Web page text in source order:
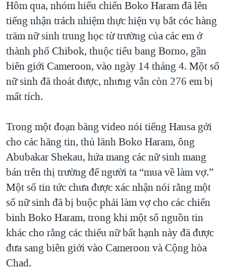
Hôm qua, nhóm hiếu chiến Boko Haram đã lên
tiếng nhận trách nhiệm thực hiện vụ bắt cóc hàng
trăm nữ sinh trung học từ trường của các em ở
thành phố Chibok, thuộc tiểu bang Borno, gần
biên giới Cameroon, vào ngày 14 tháng 4. Một số
nữ sinh đã thoát được, nhưng vẫn còn 276 em bị
mất tích.
Trong một đoạn băng video nói tiếng Hausa gởi
cho các hãng tin, thủ lãnh Boko Haram, ông
Abubakar Shekau, hứa mang các nữ sinh mang
bán trên thị trường để người ta “mua về làm vợ.”
Một số tin tức chưa được xác nhận nói rằng một
số nữ sinh đã bị buộc phải làm vợ cho các chiến
binh Boko Haram, trong khi một số nguồn tin
khác cho rằng các thiếu nữ bất hạnh này đã được
đưa sang biên giới vào Cameroon và Cộng hòa
Chad.